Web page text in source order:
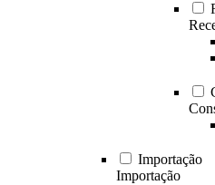
Importação
Importação